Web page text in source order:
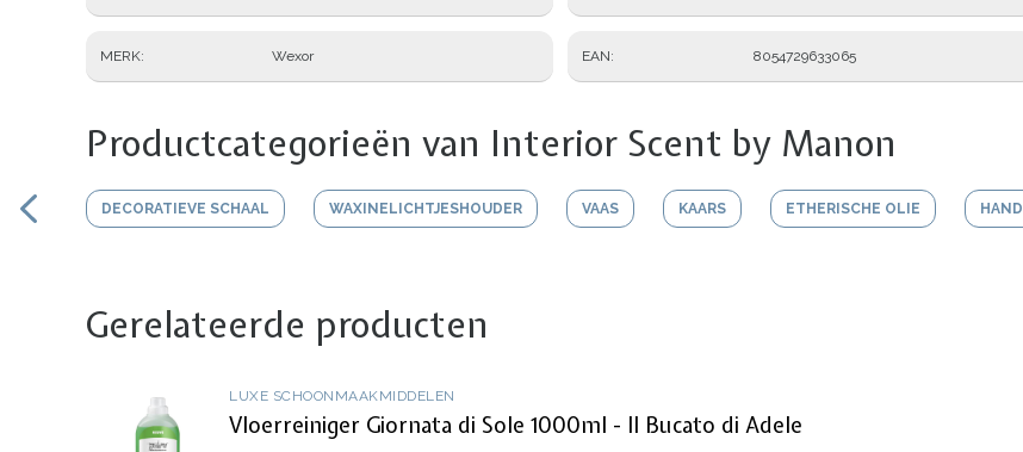
MERK Wexor EAN 8054729633065
Productcategorieën van Interior Scent by Manon
DECORATIEVE SCHAAL WAXINELICHTJESHOUDER VAAS KAARS ETHERISCHE OLIE
Gerelateerde producten
LUXE SCHOONMAAKMIDDELEN
Vloerreiniger Giornata di Sole 1000ml - Il Bucato di Adele